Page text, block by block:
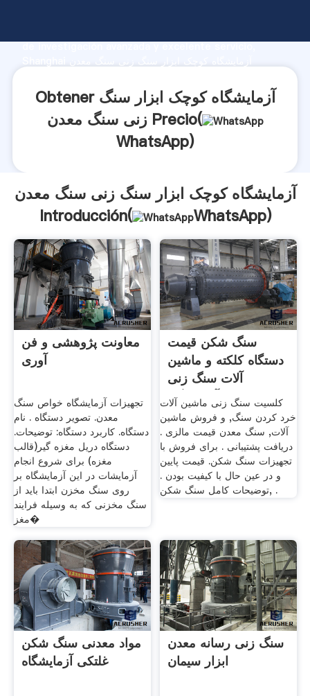
de investigación avanzada y excelente servicio,
clientes.
Obtener آزمایشگاه کوچک ابزار سنگ
زنی سنگ معدن Precio(
WhatsApp)
آزمایشگاه کوچک ابزار سنگ زنی سنگ معدن
Introducción(
WhatsApp)
معاونت پژوهشی و فن
آوری
تجهیزات آزمایشگاه خواص سنگ
معدن. تصویر دستگاه . نام
دستگاه. کاربرد دستگاه: توضیحات.
دستگاه دریل مغزه گیر(قالب
مغزه) برای شروع انجام
آزمایشات در این آزمایشگاه بر
روی سنگ مخزن ابتدا باید از
سنگ مخزنی که به وسیله فرایند
مغز�
سنگ شکن قیمت
دستگاه کلکته و ماشین
آلات سنگ زنی
آزمایشگاه
کلسیت سنگ زنی ماشین آلات
خرد کردن سنگ, و فروش ماشین
آلات, سنگ معدن قیمت مالزی .
دریافت پشتیبانی . برای فروش با
تجهیزات سنگ شکن. قیمت پایین
و در عین حال با کیفیت بودن .
توضیحات کامل سنگ شکن, .
مواد معدنی سنگ شکن
غلتکی آزمایشگاه
سنگ زنی رسانه معدن
ابزار سیمان